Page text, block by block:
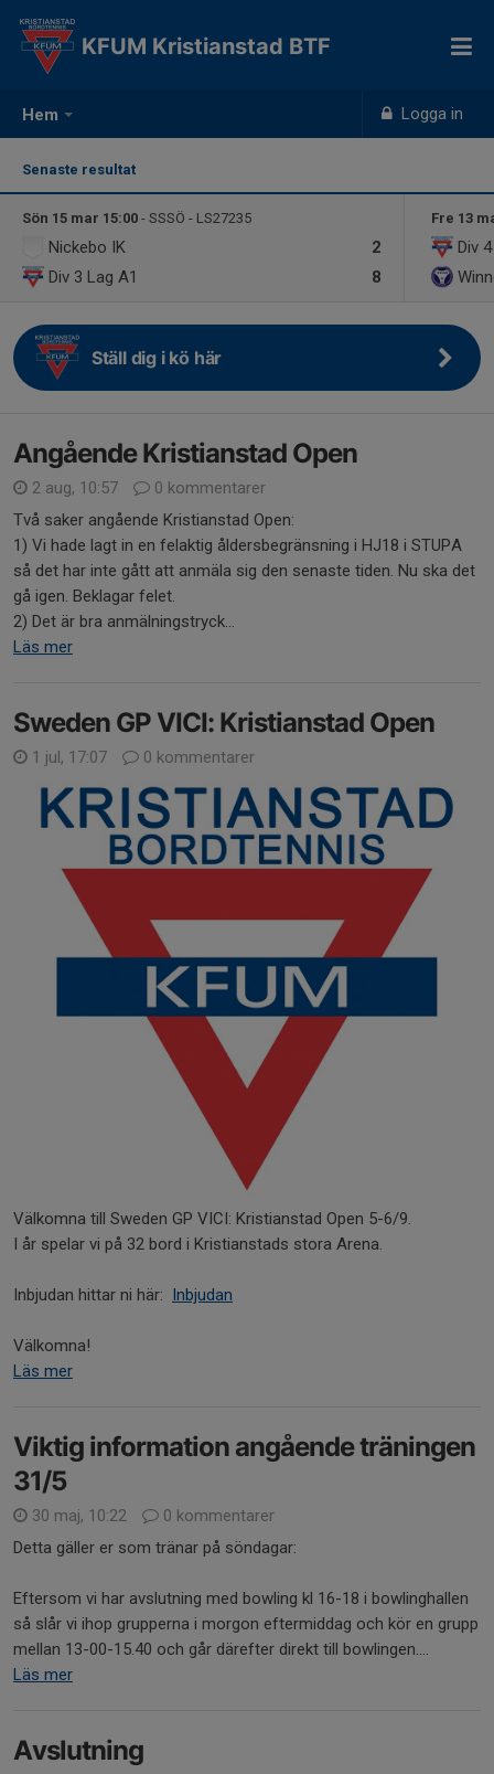
Hem Logga in
KFUM Kristianstad BTF
Senaste resultat
Sön 15 mar 15:00 - SSSÖ - LS27235
2
Nickebo IK
8
Div 3 Lag A1
Fre 13
Div
Ställ dig i kö här
Angående Kristianstad Open
2 aug, 10:57
0 kommentarer
Två saker angående Kristianstad Open:
1) Vi hade lagt in en felaktig åldersbegränsning i HJ18 i STUPA
så det har inte gått att anmäla sig den senaste tiden. Nu ska det
gå igen. Beklagar felet.
2) Det är bra anmälningstryck...
Läs mer
Sweden GP VICI: Kristianstad Open
1 jul, 17:07 0 kommentarer
Välkomna till Sweden GP VICI: Kristianstad Open 5-6/9.
I år spelar vi på 32 bord i Kristianstads stora Arena.
Inbjudan hittar ni här: Inbjudan
Välkomna!
Läs mer
Viktig information angående träningen
31/5
30 maj, 10:22
0 kommentarer
Detta gäller er som tränar på söndagar:
Eftersom vi har avslutning med bowling kl 16-18 i bowlinghallen
så slår vi ihop grupperna i morgon eftermiddag och kör en grupp
mellan 13-00-15.40 och går därefter direkt till bowlingen....
Läs mer
Avslutning